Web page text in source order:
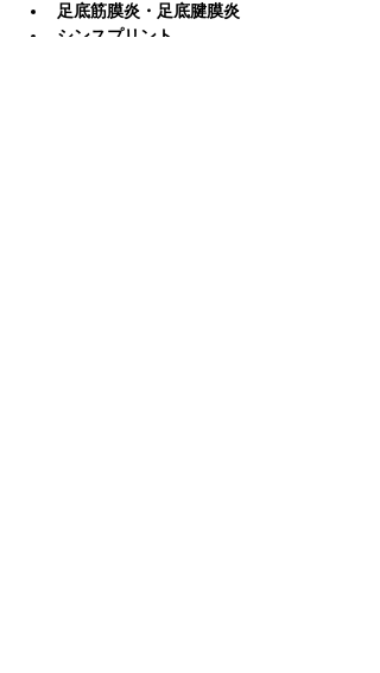
足底筋膜炎・足底腱膜炎
シンスプリント